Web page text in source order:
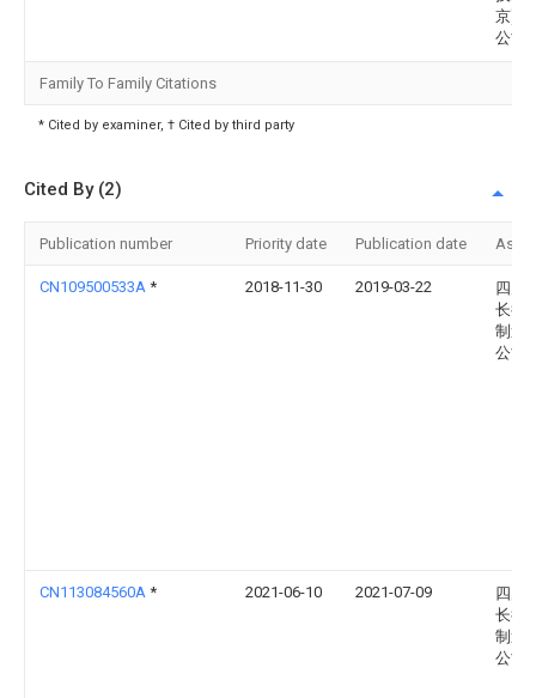
京)有
公司
Family To Family Citations
* Cited by examiner, † Cited by third party
Cited By (2)
Publication number Priority date Publication date
CN109500533A * 2018-11-30 2019-03-22
四川
长征
制造
公司
CN113084560A * 2021-06-10 2021-07-09
四川
长征
制造
公司